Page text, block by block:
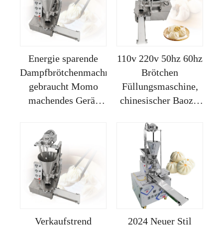
Energie sparende
Dampfbrötchenmachmaschine,
gebraucht Momo
machendes Gerät
110v 220v 50hz 60hz
Brötchen
Füllungsmaschine,
chinesischer Baozi-
Fabriklieferung
Verkaufstrend
2024 Neuer Stil